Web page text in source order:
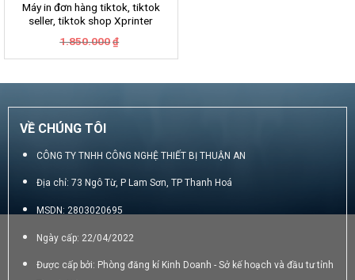
Máy in đơn hàng tiktok, tiktok
seller, tiktok shop Xprinter
1.850.000 ₫
là:
tại
1.500.000₫.
VỀ CHÚNG TÔI
CÔNG TY TNHH CÔNG NGHỆ THIẾT BỊ THUẬN AN
Địa chỉ: 73 Ngô Từ, P Lam Sơn, TP Thanh Hoá
MSDN: 2803020695
Ngày cấp: 22/04/2022
Được cấp bởi: Phòng đăng kí Kinh Doanh - Sở kế hoạch và đầu tư tỉnh